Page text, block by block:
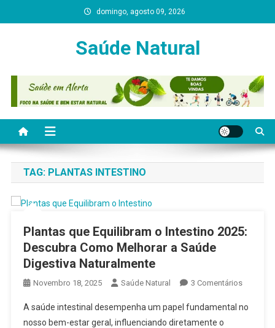
to
domingo, agosto 09, 2026
Saúde Natural
TAG: PLANTAS INTESTINO
Plantas que Equilibram o Intestino 2025:
Descubra Como Melhorar a Saúde
Digestiva Naturalmente
Novembro 18, 2025 Saúde Natural 3 ComentáriosEm
Que
A saúde intestinal desempenha um papel fundamental no
nosso bem-estar geral, influenciando diretamente o